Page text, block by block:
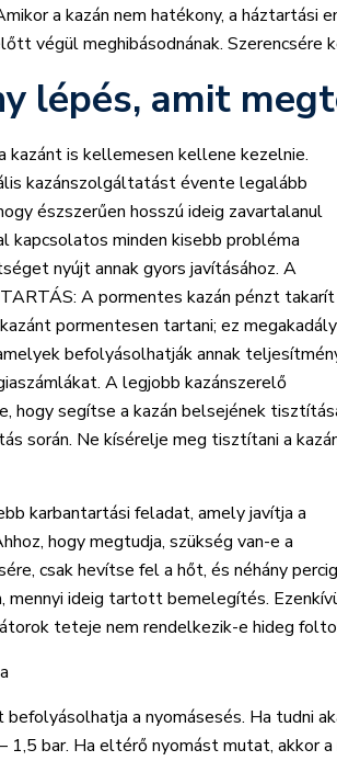
a kazán nem hatékony, a
végül meghibásodnának. Szerencsére
lépés, amit
kazánt is kellemesen kellene kezelnie.
kazánszolgáltatást évente legalább
észszerűen hosszú ideig zavartalanul
kapcsolatos minden kisebb probléma
nyújt annak gyors javításához. A
A pormentes kazán pénzt
pormentesen tartani; ez
befolyásolhatják annak
A legjobb kazánszerelő
hogy segítse a kazán belsejének
során. Ne kísérelje meg tisztítani a
karbantartási feladat, amely javítja a
hogy megtudja, szükség van-e a
csak hevítse fel a hőt, és néhány percig
mennyi ideig tartott bemelegítés.
teteje nem rendelkezik-e hideg
a nyomásesés. Ha tudni
1,5 bar. Ha eltérő nyomást mutat,